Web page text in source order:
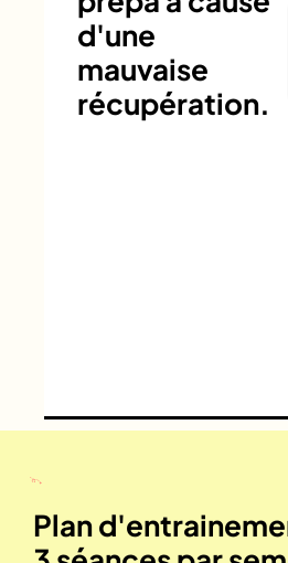
d'une
mauvaise
récupération.
Plan